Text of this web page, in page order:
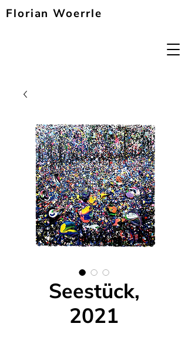
Florian Woerrle
Seestück,
2021